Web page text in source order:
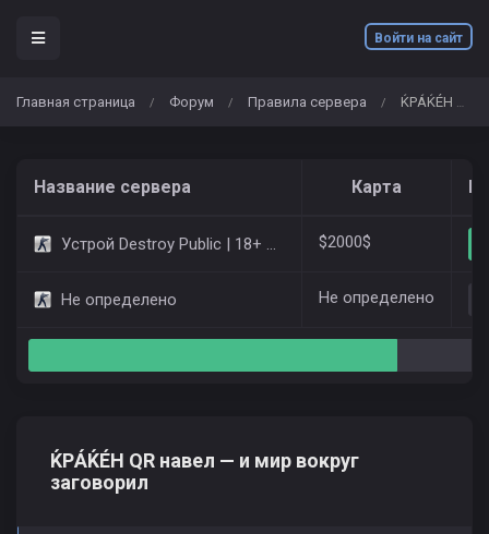
Войти на сайт
Главная страница / Форум / Правила сервера / ЌРÁЌÉH QR навел — и мир вокруг заговорил
Название сервера Карта
Устрой Destroy Public | 18+ Only Dust2 $2000$
Не определено Не определено
ЌРÁЌÉH QR навел — и мир вокруг
заговорил